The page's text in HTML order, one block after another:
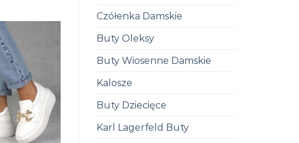
Czółenka Damskie
Buty Oleksy
Buty Wiosenne Damskie
Kalosze
Buty Dziecięce
Karl Lagerfeld Buty